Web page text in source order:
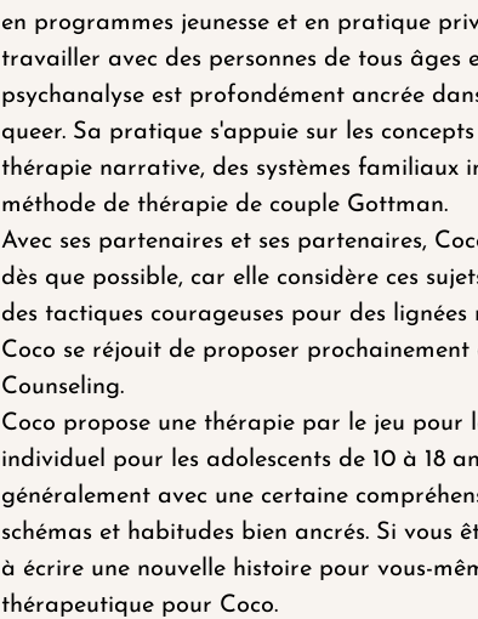
en programmes jeunesse et en pratique
travailler avec des personnes de tous
psychanalyse est profondément ancrée
queer. Sa pratique s'appuie sur les
thérapie narrative, des systèmes familiaux
méthode de thérapie de couple Gottman.
Avec ses partenaires et ses partenaires,
dès que possible, car elle considère ces
des tactiques courageuses pour des
Coco se réjouit de proposer
Counseling.
Coco propose une thérapie par le jeu pour
individuel pour les adolescents de 10 à 18
généralement avec une certaine
schémas et habitudes bien ancrés. Si vous
à écrire une nouvelle histoire pour vous-
thérapeutique pour Coco.